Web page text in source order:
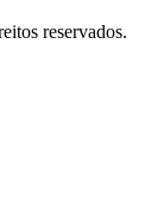
reservados.